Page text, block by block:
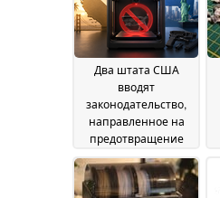
Два штата США
вводят
законодательство,
направленное на
предотвращение
производства
оружия с помощью
3D-принтеров12 July